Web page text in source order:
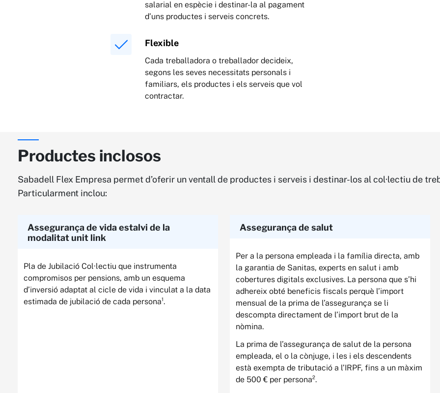
salarial en espècie i destinar-la al pagament
d’uns productes i serveis concrets.
Flexible
Cada treballadora o treballador decideix,
segons les seves necessitats personals i
familiars, els productes i els serveis que vol
contractar.
Productes inclosos
Sabadell Flex Empresa permet d’oferir un ventall de productes i serveis i destinar-los al col·lectiu de
Particularment inclou:
Assegurança de vida estalvi de la
modalitat unit link
Pla de Jubilació Col·lectiu que instrumenta
compromisos per pensions, amb un esquema
d’inversió adaptat al cicle de vida i vinculat a la data
estimada de jubilació de cada persona¹.
Assegurança de salut
Per a la persona empleada i la família directa, amb
la garantia de Sanitas, experts en salut i amb
cobertures digitals exclusives. La persona que s’hi
adhereix obté beneficis fiscals perquè l’import
mensual de la prima de l’assegurança se li
descompta directament de l’import brut de la
nòmina.
La prima de l’assegurança de salut de la persona
empleada, el o la cònjuge, i les i els descendents
està exempta de tributació a l’IRPF, fins a un màxim
de 500 € per persona².